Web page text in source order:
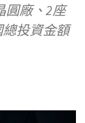
圓廠、2座
投資金額